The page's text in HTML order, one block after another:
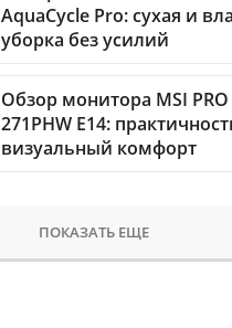
AquaCycle Pro: сухая и
уборка без усилий
Обзор монитора MSI PRO
271PHW E14:
визуальный комфорт
ПОКАЗАТЬ ЕЩЕ